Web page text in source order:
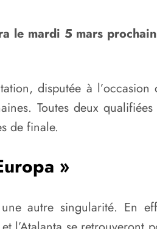
le mardi 5 mars
disputée à
Toutes deux
de finale.
»
autre singularité. En